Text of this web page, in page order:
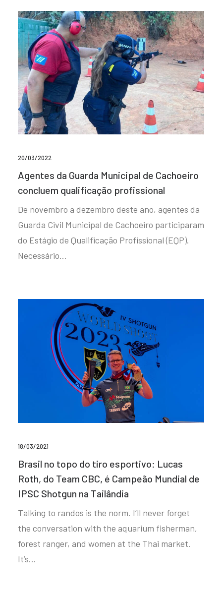
20/03/2022
Agentes da Guarda Municipal de Cachoeiro
concluem qualificação profissional
De novembro a dezembro deste ano, agentes da
Guarda Civil Municipal de Cachoeiro participaram
do Estágio de Qualificação Profissional (EQP).
Necessário…
18/03/2021
Brasil no topo do tiro esportivo: Lucas
Roth, do Team CBC, é Campeão Mundial de
IPSC Shotgun na Tailândia
Talking to randos is the norm. I’ll never forget
the conversation with the aquarium fisherman,
forest ranger, and women at the Thai market.
It’s…